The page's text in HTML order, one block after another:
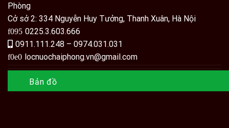
Phòng
Cở sở 2: 334 Nguyễn Huy Tưởng, Thanh Xuân, Hà Nội
0225.3.603.666
0911.111.248 – 0974.031.031
locnuochaiphong.vn@gmail.com
Bản đồ